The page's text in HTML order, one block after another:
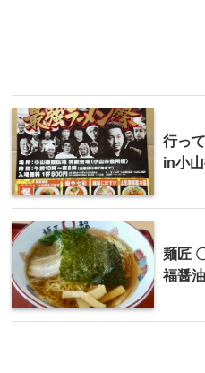
行っ
in小
麺匠
福醤